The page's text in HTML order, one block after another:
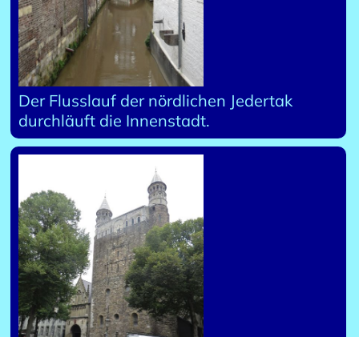
Der Flusslauf der nördlichen Jedertak
durchläuft die Innenstadt.